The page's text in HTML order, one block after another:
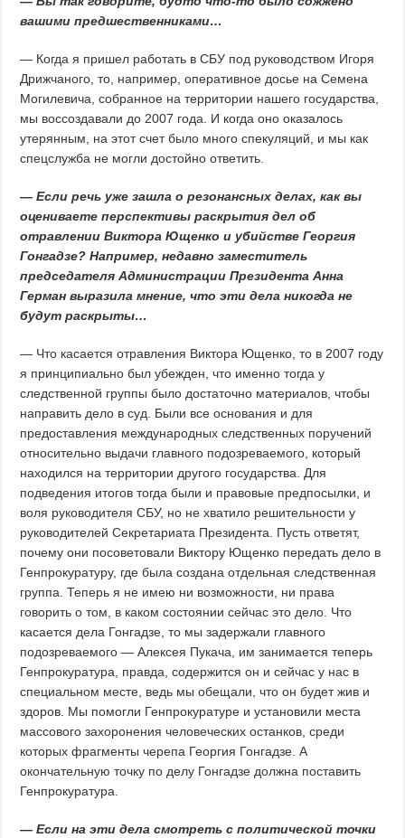
вашими предшественниками…
— Когда я пришел работать в СБУ под руководством Игоря
Дрижчаного, то, например, оперативное досье на Семена
Могилевича, собранное на территории нашего государства,
мы воссоздавали до 2007 года. И когда оно оказалось
утерянным, на этот счет было много спекуляций, и мы как
спецслужба не могли достойно ответить.
— Если речь уже зашла о резонансных делах, как вы
оцениваете перспективы раскрытия дел об
отравлении Виктора Ющенко и убийстве Георгия
Гонгадзе? Например, недавно заместитель
председателя Администрации Президента Анна
Герман выразила мнение, что эти дела никогда не
будут раскрыты…
— Что касается отравления Виктора Ющенко, то в 2007 году
я принципиально был убежден, что именно тогда у
следственной группы было достаточно материалов, чтобы
направить дело в суд. Были все основания и для
предоставления международных следственных поручений
относительно выдачи главного подозреваемого, который
находился на территории другого государства. Для
подведения итогов тогда были и правовые предпосылки, и
воля руководителя СБУ, но не хватило решительности у
руководителей Секретариата Президента. Пусть ответят,
почему они посоветовали Виктору Ющенко передать дело в
Генпрокуратуру, где была создана отдельная следственная
группа. Теперь я не имею ни возможности, ни права
говорить о том, в каком состоянии сейчас это дело. Что
касается дела Гонгадзе, то мы задержали главного
подозреваемого — Алексея Пукача, им занимается теперь
Генпрокуратура, правда, содержится он и сейчас у нас в
специальном месте, ведь мы обещали, что он будет жив и
здоров. Мы помогли Генпрокуратуре и установили места
массового захоронения человеческих останков, среди
которых фрагменты черепа Георгия Гонгадзе. А
окончательную точку по делу Гонгадзе должна поставить
Генпрокуратура.
— Если на эти дела смотреть с политической точки